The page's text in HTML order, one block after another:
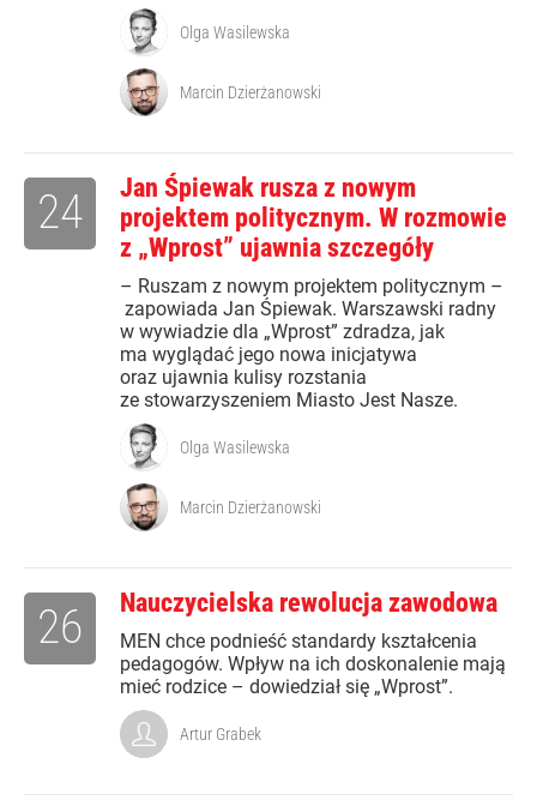
Olga Wasilewska
Marcin Dzierżanowski
Jan Śpiewak rusza z nowym
projektem politycznym. W rozmowie
z „Wprost” ujawnia szczegóły
– Ruszam z nowym projektem politycznym –
zapowiada Jan Śpiewak. Warszawski radny
w wywiadzie dla „Wprost” zdradza, jak
ma wyglądać jego nowa inicjatywa
oraz ujawnia kulisy rozstania
ze stowarzyszeniem Miasto Jest Nasze.
24
Olga Wasilewska
Marcin Dzierżanowski
Nauczycielska rewolucja zawodowa
MEN chce podnieść standardy kształcenia
pedagogów. Wpływ na ich doskonalenie mają
mieć rodzice – dowiedział się „Wprost”.
26
Artur Grabek